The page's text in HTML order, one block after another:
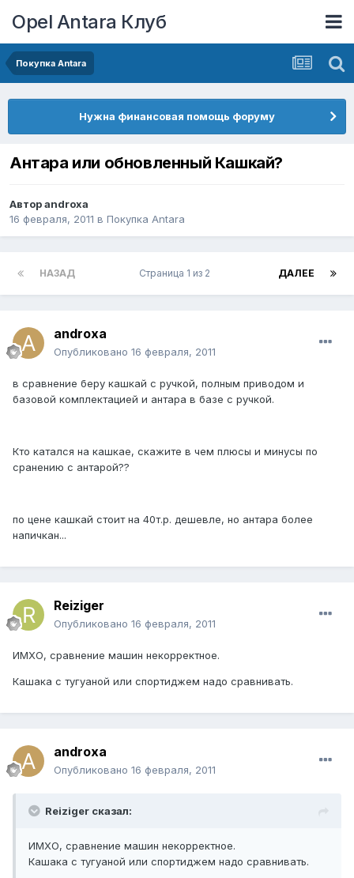
Opel Antara Клуб
Покупка Antara
Нужна финансовая помощь форуму
Антара или обновленный Кашкай?
Авторandroxa
16 февраля, 2011 в Покупка Antara
НАЗАД ДАЛЕЕ
Страница 1 из 2
androxa
Опубликовано 16 февраля, 2011
в сравнение беру кашкай с ручкой, полным приводом и
базовой комплектацией и антара в базе с ручкой.
Кто катался на кашкае, скажите в чем плюсы и минусы по
сранению с антарой??
по цене кашкай стоит на 40т.р. дешевле, но антара более
напичкан...
Reiziger
Опубликовано 16 февраля, 2011
ИМХО, сравнение машин некорректное.
Кашака с тугуаной или спортиджем надо сравнивать.
androxa
Опубликовано 16 февраля, 2011
Reiziger сказал:
ИМХО, сравнение машин некорректное.
Кашака с тугуаной или спортиджем надо сравнивать.